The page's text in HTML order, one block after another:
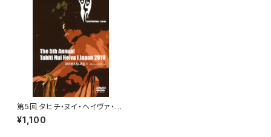
第5回 タヒチ・ヌイ・ヘイヴァ・
イ・ジャパン 2010 DVD
¥1,100